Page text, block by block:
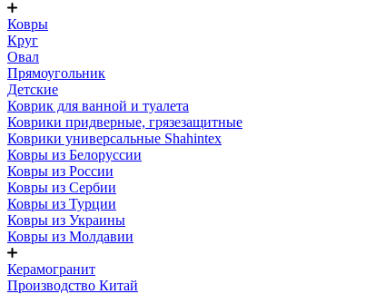
Ковры
Круг
Овал
Прямоугольник
Детские
Коврик для ванной и туалета
Коврики придверные, грязезащитные
Коврики универсальные Shahintex
Ковры из Белоруссии
Ковры из России
Ковры из Сербии
Ковры из Турции
Ковры из Украины
Ковры из Молдавии
Керамогранит
Производство Китай